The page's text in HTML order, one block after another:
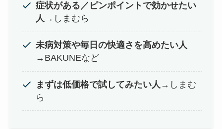
症状がある／ピンポイントで効かせたい
人 →しまむら
未病対策や毎日の快適さを高めたい人
→BAKUNEなど
まずは低価格で試してみたい人 →しまむ
ら